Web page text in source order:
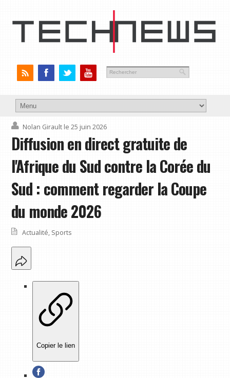
Nolan Girault le 25 juin 2026
Diffusion en direct gratuite de
l'Afrique du Sud contre la Corée du
Sud : comment regarder la Coupe
du monde 2026
Actualité, Sports
Copier le lien